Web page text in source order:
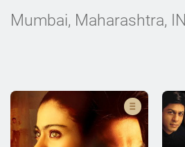
Mumbai, Maharashtra, IN